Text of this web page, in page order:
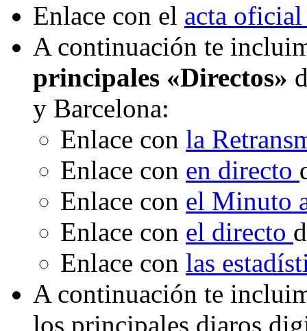
Enlace con el acta
A continuación te
principales «Directos»
y Barcelona:
Enlace con la
Enlace con en directo
Enlace con el Minuto
Enlace con el directo
Enlace con las
A continuación te
los principales diaros